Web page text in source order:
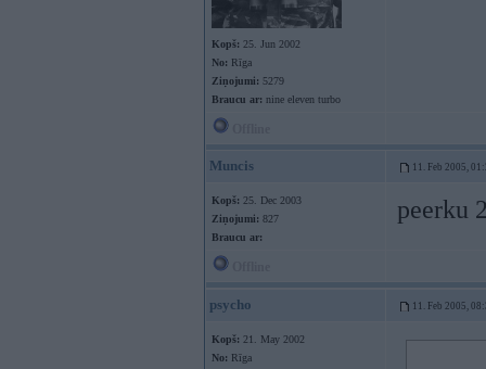
Kopš: 25. Jun 2002
No: Rīga
Ziņojumi: 5279
Braucu ar: nine eleven turbo
Muncis 11. Feb 2005,
Kopš: 25. Dec 2003
Ziņojumi: 827
Braucu ar:
peerku
psycho 11. Feb 2005,
Kopš: 21. May 2002
No: Rīga